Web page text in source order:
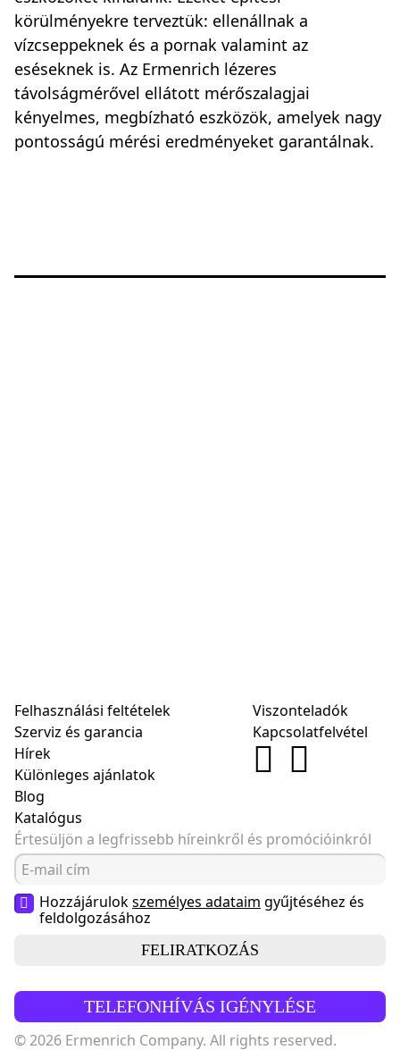
körülményekre terveztük: ellenállnak a
vízcseppeknek és a pornak valamint az
eséseknek is. Az Ermenrich lézeres
távolságmérővel ellátott mérőszalagjai
kényelmes, megbízható eszközök, amelyek nagy
pontosságú mérési eredményeket garantálnak.
Felhasználási feltételek
Szerviz és garancia
Hírek
Különleges ajánlatok
Blog
Katalógus
Viszonteladók
Kapcsolatfelvétel
Értesüljön a legfrissebb híreinkről és promócióinkról
Hozzájárulokszemélyes adataim gyűjtéséhez és
feldolgozásához
FELIRATKOZÁS
TELEFONHÍVÁS IGÉNYLÉSE
© 2026 Ermenrich Company. All rights reserved.